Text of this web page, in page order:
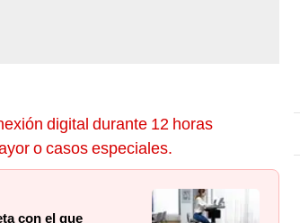
digital durante 12 horas
o casos especiales.
con el que